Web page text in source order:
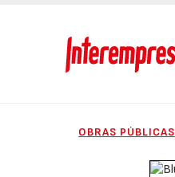
OBRAS PÚBLICAS